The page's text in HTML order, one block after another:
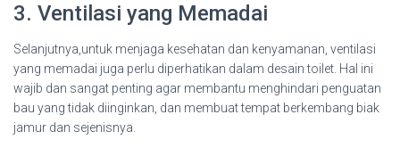
3. Ventilasi yang Memadai
Selanjutnya,untuk menjaga kesehatan dan kenyamanan, ventilasi
yang memadai juga perlu diperhatikan dalam desain toilet. Hal ini
wajib dan sangat penting agar membantu menghindari penguatan
bau yang tidak diinginkan, dan membuat tempat berkembang biak
jamur dan sejenisnya.